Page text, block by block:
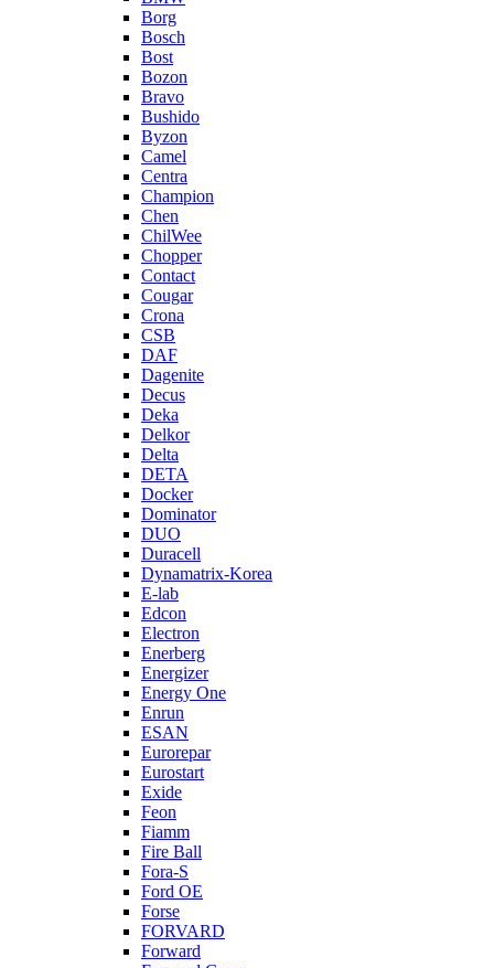
Borg
Bosch
Bost
Bozon
Bravo
Bushido
Byzon
Camel
Centra
Champion
Chen
ChilWee
Chopper
Contact
Cougar
Crona
CSB
DAF
Dagenite
Decus
Deka
Delkor
Delta
DETA
Docker
Dominator
DUO
Duracell
Dynamatrix-Korea
E-lab
Edcon
Electron
Enerberg
Energizer
Energy One
Enrun
ESAN
Eurorepar
Eurostart
Exide
Feon
Fiamm
Fire Ball
Fora-S
Ford OE
Forse
FORVARD
Forward